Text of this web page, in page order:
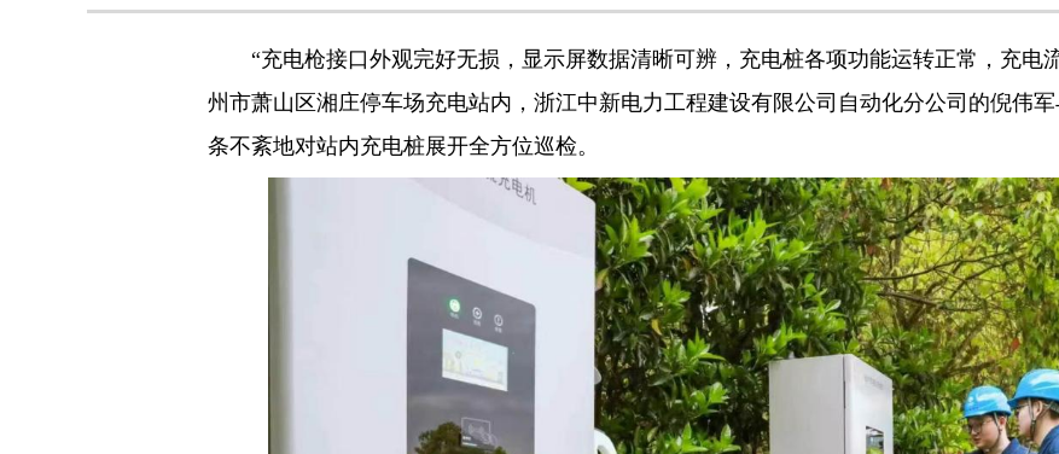
“充电枪接口外观完好无损，显示屏数据清晰可辨，充电桩各项功能运转正常，充电
州市萧山区湘庄停车场充电站内，浙江中新电力工程建设有限公司自动化分公司的倪伟
条不紊地对站内充电桩展开全方位巡检。